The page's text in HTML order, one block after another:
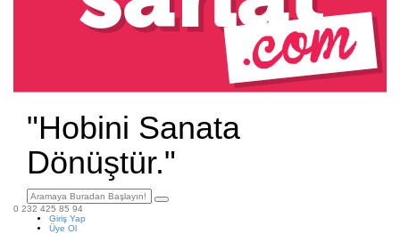
"Hobini Sanata
Dönüştür."
0 232 425 85 94
Giriş Yap
Üye Ol